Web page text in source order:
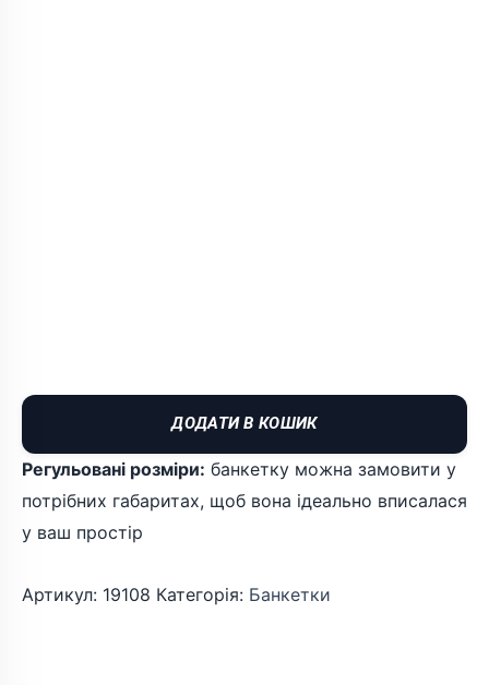
ДОДАТИ В КОШИК
Регульовані розміри: банкетку можна замовити у
потрібних габаритах, щоб вона ідеально вписалася
у ваш простір
Артикул: 19108 Категорія: Банкетки